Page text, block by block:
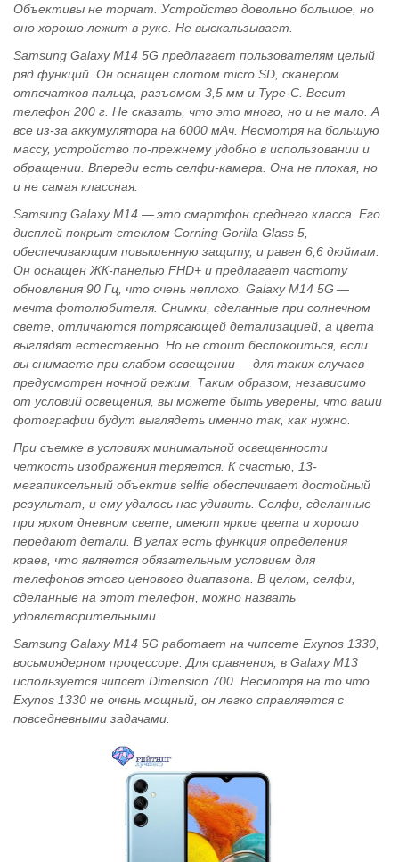
Объективы не торчат. Устройство довольно большое, но
оно хорошо лежит в руке. Не выскальзывает.
Samsung Galaxy M14 5G предлагает пользователям целый
ряд функций. Он оснащен слотом micro SD, сканером
отпечатков пальца, разъемом 3,5 мм и Type-C. Весит
телефон 200 г. Не сказать, что это много, но и не мало. А
все из-за аккумулятора на 6000 мАч. Несмотря на большую
массу, устройство по-прежнему удобно в использовании и
обращении. Впереди есть селфи-камера. Она не плохая, но
и не самая классная.
Samsung Galaxy M14 — это смартфон среднего класса. Его
дисплей покрыт стеклом Corning Gorilla Glass 5,
обеспечивающим повышенную защиту, и равен 6,6 дюймам.
Он оснащен ЖК-панелью FHD+ и предлагает частоту
обновления 90 Гц, что очень неплохо. Galaxy M14 5G —
мечта фотолюбителя. Снимки, сделанные при солнечном
свете, отличаются потрясающей детализацией, а цвета
выглядят естественно. Но не стоит беспокоиться, если
вы снимаете при слабом освещении — для таких случаев
предусмотрен ночной режим. Таким образом, независимо
от условий освещения, вы можете быть уверены, что ваши
фотографии будут выглядеть именно так, как нужно.
При съемке в условиях минимальной освещенности
четкость изображения теряется. К счастью, 13-
мегапиксельный объектив selfie обеспечивает достойный
результат, и ему удалось нас удивить. Селфи, сделанные
при ярком дневном свете, имеют яркие цвета и хорошо
передают детали. В углах есть функция определения
краев, что является обязательным условием для
телефонов этого ценового диапазона. В целом, селфи,
сделанные на этот телефон, можно назвать
удовлетворительными.
Samsung Galaxy M14 5G работает на чипсете Exynos 1330,
восьмиядерном процессоре. Для сравнения, в Galaxy M13
используется чипсет Dimension 700. Несмотря на то что
Exynos 1330 не очень мощный, он легко справляется с
повседневными задачами.